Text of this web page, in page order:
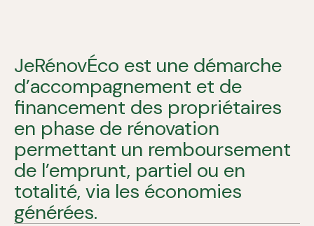
JeRénovÉco est une démarche
d’accompagnement et de
financement des propriétaires
en phase de rénovation
permettant un remboursement
de l’emprunt, partiel ou en
totalité, via les économies
générées.